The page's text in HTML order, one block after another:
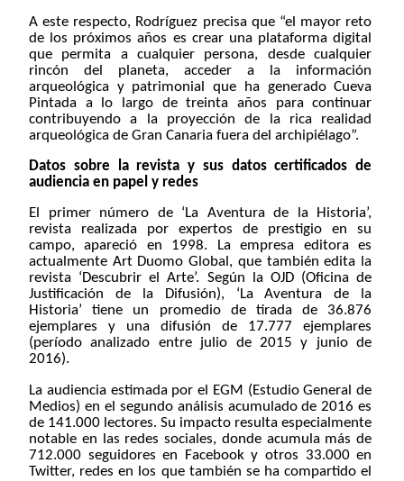
A este respecto, Rodríguez precisa que “el mayor reto
de los próximos años es crear una plataforma digital
que permita a cualquier persona, desde cualquier
rincón del planeta, acceder a la información
arqueológica y patrimonial que ha generado Cueva
Pintada a lo largo de treinta años para continuar
contribuyendo a la proyección de la rica realidad
arqueológica de Gran Canaria fuera del archipiélago”.
Datos sobre la revista y sus datos certificados de
audiencia en papel y redes
El primer número de ‘La Aventura de la Historia’,
revista realizada por expertos de prestigio en su
campo, apareció en 1998. La empresa editora es
actualmente Art Duomo Global, que también edita la
revista ‘Descubrir el Arte’. Según la OJD (Oficina de
Justificación de la Difusión), ‘La Aventura de la
Historia’ tiene un promedio de tirada de 36.876
ejemplares y una difusión de 17.777 ejemplares
(período analizado entre julio de 2015 y junio de
2016).
La audiencia estimada por el EGM (Estudio General de
Medios) en el segundo análisis acumulado de 2016 es
de 141.000 lectores. Su impacto resulta especialmente
notable en las redes sociales, donde acumula más de
712.000 seguidores en Facebook y otros 33.000 en
Twitter, redes en los que también se ha compartido el